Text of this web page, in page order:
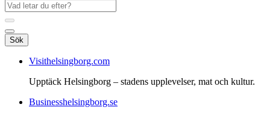
Sök
Visithelsingborg.com
Upptäck Helsingborg – stadens upplevelser, mat och kultur.
Businesshelsingborg.se